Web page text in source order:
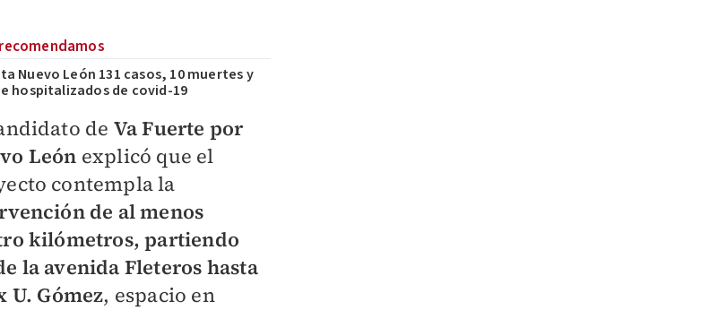
Nuevo León 131 casos, 10 muertes y
hospitalizados de covid-19
de Va Fuerte por
León explicó que el
contempla la
de al menos
kilómetros, partiendo
la avenida Fleteros hasta
U. Gómez, espacio en